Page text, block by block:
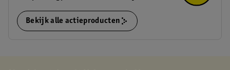
Bekijk alle actieproducten